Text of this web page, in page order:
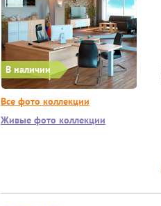
В наличии
Все фото коллекции
Живые фото коллекции